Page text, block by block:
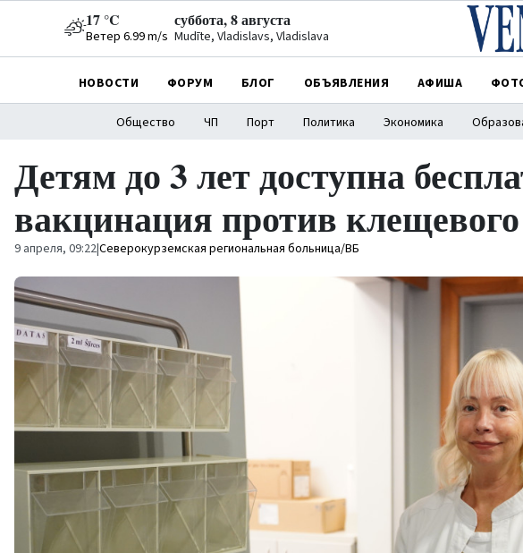
17 °C
Ветер 6.99 m/s
суббота, 8 августа
Mudīte, Vladislavs, Vladislava
НОВОСТИ ФОРУМ БЛОГ ОБЪЯВЛЕНИЯ АФИША
Общество ЧП Порт Политика Экономика
Детям до 3 лет доступна
вакцинация против
9 апреля, 09:22|Северокурземская региональная больница/ВБ